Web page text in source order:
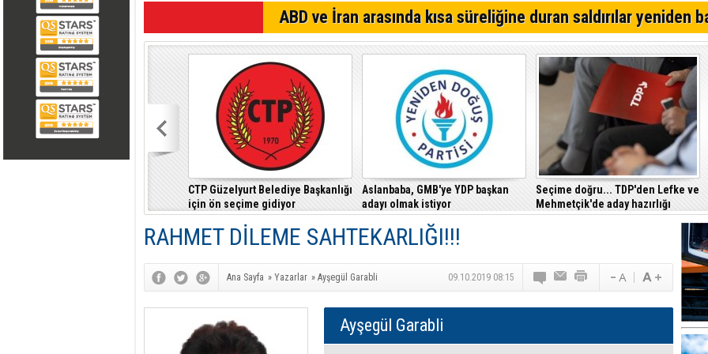
CTP, Cezaevi Disiplin Tüzüğü’nde yapılan değişiklikleri
Mahkemesi’ne taşıdı
Girne – Çamlıbel ana yolunda ölümlü kaza… Turan Obalı
ABD ve İran arasında kısa süreliğine duran saldırılar yeniden
CTP Güzelyurt Belediye Başkanlığı
için ön seçime gidiyor
Aslanbaba, GMB'ye YDP başkan
adayı olmak istiyor
Seçime doğru... TDP'den Lefke ve
Mehmetçik'de aday hazırlığı
RAHMET DİLEME SAHTEKARLIĞI!!!
Ana Sayfa » Yazarlar » Ayşegül Garabli 09.10.2019 08:15
Ayşegül Garabli